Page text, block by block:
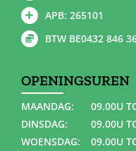
APB: 265101
BTW BE0432 846
OPENINGSUREN
MAANDAG:
09.00U
DINSDAG:
09.00U
WOENSDAG:
09.00U